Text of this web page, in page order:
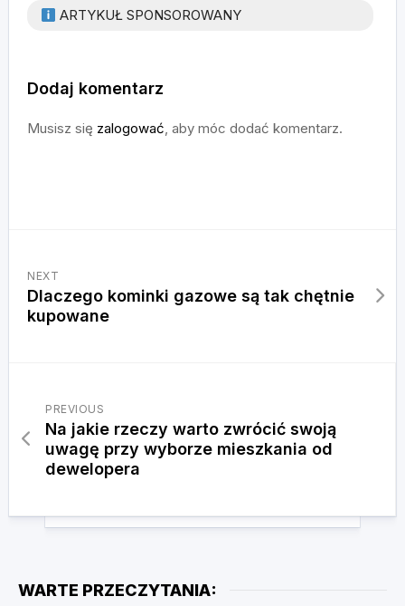
ARTYKUŁ SPONSOROWANY
Dodaj komentarz
Musisz się zalogować, aby móc dodać komentarz.
NEXT
Dlaczego kominki gazowe są tak chętnie
kupowane
PREVIOUS
Na jakie rzeczy warto zwrócić swoją
uwagę przy wyborze mieszkania od
dewelopera
WARTE PRZECZYTANIA: